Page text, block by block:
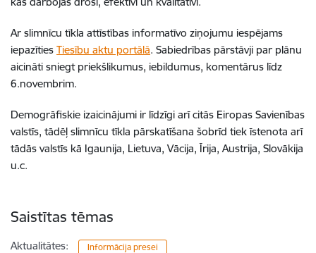
Ar slimnīcu tīkla attīstības informatīvo ziņojumu iespējams
iepazīties Tiesību aktu portālā. Sabiedrības pārstāvji par plānu
aicināti sniegt priekšlikumus, iebildumus, komentārus līdz
6.novembrim.
Demogrāfiskie izaicinājumi ir līdzīgi arī citās Eiropas Savienības
valstīs, tādēļ slimnīcu tīkla pārskatīšana šobrīd tiek īstenota arī
tādās valstīs kā Igaunija, Lietuva, Vācija, Īrija, Austrija, Slovākija
u.c.
Saistītas tēmas
Aktualitātes: Informācija presei